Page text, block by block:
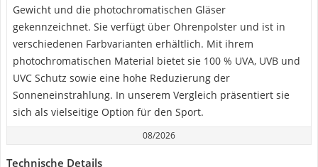
Gewicht und die photochromatischen Gläser
gekennzeichnet. Sie verfügt über Ohrenpolster und ist in
verschiedenen Farbvarianten erhältlich. Mit ihrem
photochromatischen Material bietet sie 100 % UVA, UVB und
UVC Schutz sowie eine hohe Reduzierung der
Sonneneinstrahlung. In unserem Vergleich präsentiert sie
sich als vielseitige Option für den Sport.
08/2026
Technische Details